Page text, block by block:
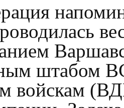
штабом
войскам